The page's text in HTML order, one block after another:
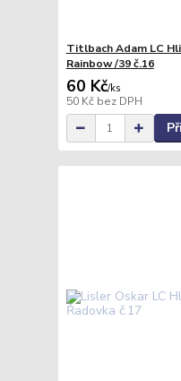
Titlbach Adam LC
Rainbow /39 č.16
60 Kč/ks
50 Kč bez DPH